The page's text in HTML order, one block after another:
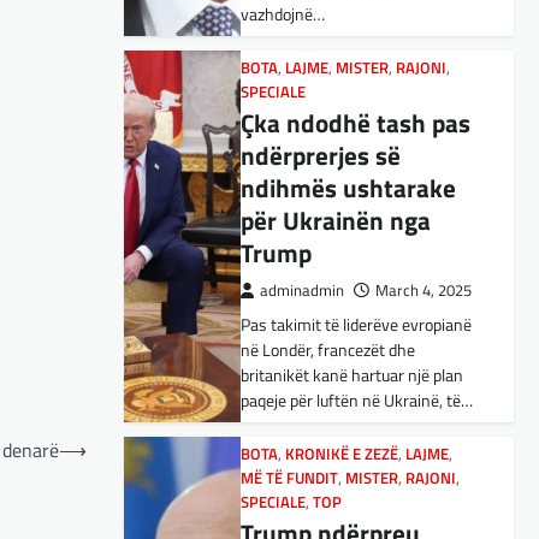
⟶
vazhdojnë…
BOTA, LAJME, MISTER, RAJONI,
SPECIALE
Çka ndodhë tash pas
ndërprerjes së
ndihmës ushtarake
për Ukrainën nga
Trump
adminadmin March 4, 2025
Pas takimit të liderëve evropianë
në Londër, francezët dhe
britanikët kanë hartuar një plan
paqeje për luftën në Ukrainë, të…
BOTA, KRONIKË E ZEZË, LAJME,
MË TË FUNDIT, MISTER, RAJONI,
SPECIALE,TOP
Nga Preç Zogaj Me rikthimin e
Presidenti Tramp po e trondit
status-quonë ndërkombëtare të
miqësive,…
FUN,KULTURË ,LAJME,MISTER,
OPINIONE,SPECIALE
Kuvendi i Lezhës dhe
konteksti aktual
gjeopolitik i
shqiptarëve
adminadmin March 3, 2025
Kuvendi i Lezhës i vitit 1444
është një ngjarje historike që
edhe sot prodhon mesazhe
rëndësishme për kombin
shqiptar. Ky…